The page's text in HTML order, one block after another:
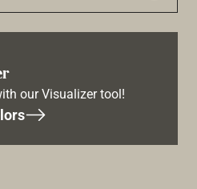
our Visualizer tool!